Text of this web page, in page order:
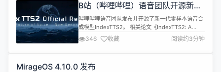
与低代码结合 时，其潜力被进一步释放：...
B站（哔哩哔哩）语音团队开源新一
代语音合成模型 IndexTTS2
哔哩哔哩语音团队发布并开源了新一代零样本语音合
成模型IndexTTS2。 相关论文《IndexTTS2: A
Breakthrough in Emotionally Expressive and
Duration-Controlled Auto-Regressive Zero-
Shot Text-to-Speech》已在arXiv上线，代码与模
346 收藏 阅读约3分钟
MirageOS 4.10.0 发布